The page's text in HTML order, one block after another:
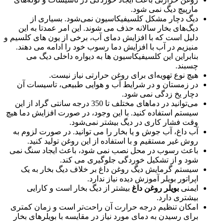
مارپیچ دیگ نمی شود.
دیگ دچار مشکل کلسیفیکاسیون نمی‌شود. بسیاری از
دیگ‌های بخار سالانه حذف می شوند. این امر عمدتا به این
دلیل است که با افزایش دمای آب، برخی از یون های کلسیم و
منیزیم در آب با افزایش دما رسوب خود را ادامه می دهند.
بنابراین این کلسیفیکاسیون ها به دیواره داخلی دیگ می
چسبند.
هیچ نوع تهویه‌ای برای روغن حرارتی نیاز نیست.
در زمستان و در شرایط آب و هوایی طبیعی، تاسیسات آن
دچار یخ زدگی نمی شود.
می‌توانید در دماهای مختلف تا 350 درجه سانتی گراد از این
سیستم استفاده کنید. با این وجود، در صورت افزایش دما هیچ
وقت فشار کاری در دیگ بیشتر نمی‌شود.
آب داغ، آب جوش و یا بخار را می توانید. در صورت لزوم به
روش غیر مستقیم و با استفاده از این روغن تولید کنید.
باعث رسوب در محل نصب نمی شود، باعث ایجاد سنگ نمی
شود و از تشکیل خوردگی جلوگیری می کند.
سیستم گرمایش دیگ روغن داغ بر خلاف دیگ بخار به یک
اپراتور بویلر آموزش دیده نیاز ندارد.
ایمنی بویلر روغن داغ بیشتر از دیگ بخار است و کارایی
بیشتری دارد.
امکان تنظیم درجه حرارت آن راحت‌تر است و زمان کمتری
برای رسیدن به دمای مورد نیاز در مقایسه با بویلرهای بخار